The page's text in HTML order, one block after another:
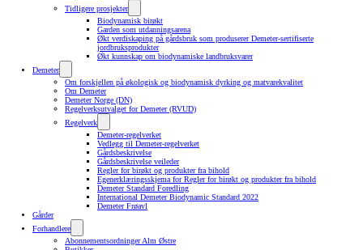
Tidligere prosjekter
Biodynamisk birøkt
Garden som utdanningsarena
Økt verdiskaping på gårdsbruk som produserer Demeter-sertifiserte
jordbruksprodukter
Økt kunnskap om biodynamiske landbruksvarer
Demeter
Om forskjellen på økologisk og biodynamisk dyrking og matvarekvalitet
Om Demeter
Demeter Norge (DN)
Regelverksutvalget for Demeter (RVUD)
Regelverk
Demeter-regelverket
Vedlegg til Demeter-regelverket
Gårdsbeskrivelse
Gårdsbeskrivelse veileder
Regler for birøkt og produkter fra bihold
Egenerklæringsskjema for Regler for birøkt og produkter fra bihold
Demeter Standard Foredling
International Demeter Biodynamic Standard 2022
Demeter Frøavl
Gårder
Forhandlere
Abonnementsordninger Alm Østre